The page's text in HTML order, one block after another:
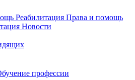
Реабилитация Права и помощь
Новости
профессии